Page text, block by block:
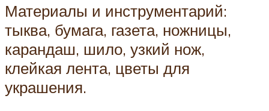
Материалы и инструментарий:
тыква, бумага, газета, ножницы,
карандаш, шило, узкий нож,
клейкая лента, цветы для
украшения.